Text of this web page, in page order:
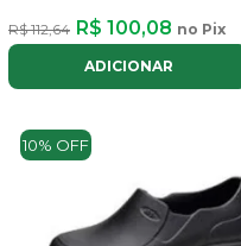
R$ 112,64 R$ 100,08 no Pix
ADICIONAR
10% OFF